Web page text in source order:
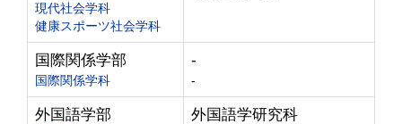
現代社会学科
健康スポーツ社会学科
国際関係学部
国際関係学科
-
-
外国語学部 外国語学研究科